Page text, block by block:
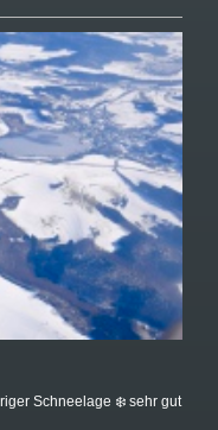
Schneelage ❄️ sehr gut